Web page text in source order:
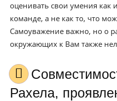
оценивать свои умения как
команде, а не как то, что
Самоуважение важно, но о
окружающих к Вам также
Совместимость имени
Рахела,